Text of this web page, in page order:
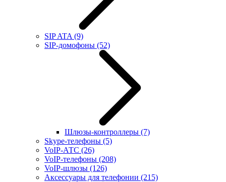
SIP ATA (9)
SIP-домофоны (52)
Шлюзы-контроллеры (7)
Skype-телефоны (5)
VoIP-АТС (26)
VoIP-телефоны (208)
VoIP-шлюзы (126)
Аксессуары для телефонии (215)